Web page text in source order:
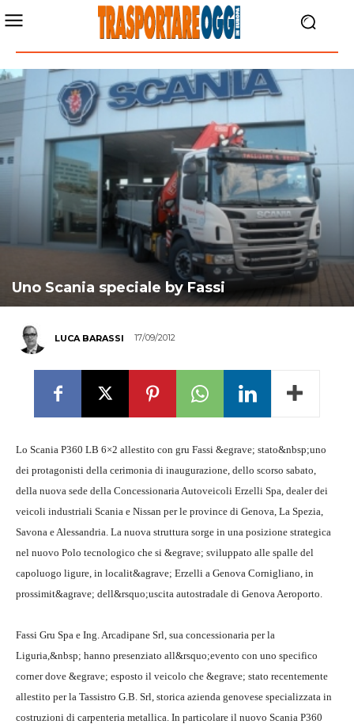
Uno Scania speciale by Fassi
LUCA BARASSI 17/09/2012
Lo Scania P360 LB 6×2 allestito con gru Fassi &egrave; stato&nbsp;uno
dei protagonisti della cerimonia di inaugurazione, dello scorso sabato,
della nuova sede della Concessionaria Autoveicoli Erzelli Spa, dealer dei
veicoli industriali Scania e Nissan per le province di Genova, La Spezia,
Savona e Alessandria. La nuova struttura sorge in una posizione strategica
nel nuovo Polo tecnologico che si &egrave; sviluppato alle spalle del
capoluogo ligure, in localit&agrave; Erzelli a Genova Cornigliano, in
prossimit&agrave; dell&rsquo;uscita autostradale di Genova Aeroporto.
Fassi Gru Spa e Ing. Arcadipane Srl, sua concessionaria per la
Liguria,&nbsp; hanno presenziato all&rsquo;evento con uno specifico
corner dove &egrave; esposto il veicolo che &egrave; stato recentemente
allestito per la Tassistro G.B. Srl, storica azienda genovese specializzata in
costruzioni di carpenteria metallica. In particolare il nuovo Scania P360